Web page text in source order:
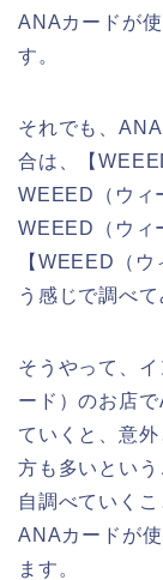
ANAカードが
す。
それでも、
合は、【
WEEED（ウ
WEEED（ウィ
【WEEED（
う感じで調べて
そうやって、
ード）のお店
ていくと、意
方も多いとい
自調べていく
ANAカードが
ます。